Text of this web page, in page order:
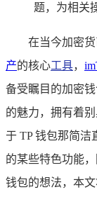
题，为相关
在当今加密
产的核心工具，
备受瞩目的加密
的魅力，拥有着
于 TP 钱包那简洁
的某些特色功能
钱包的想法，本